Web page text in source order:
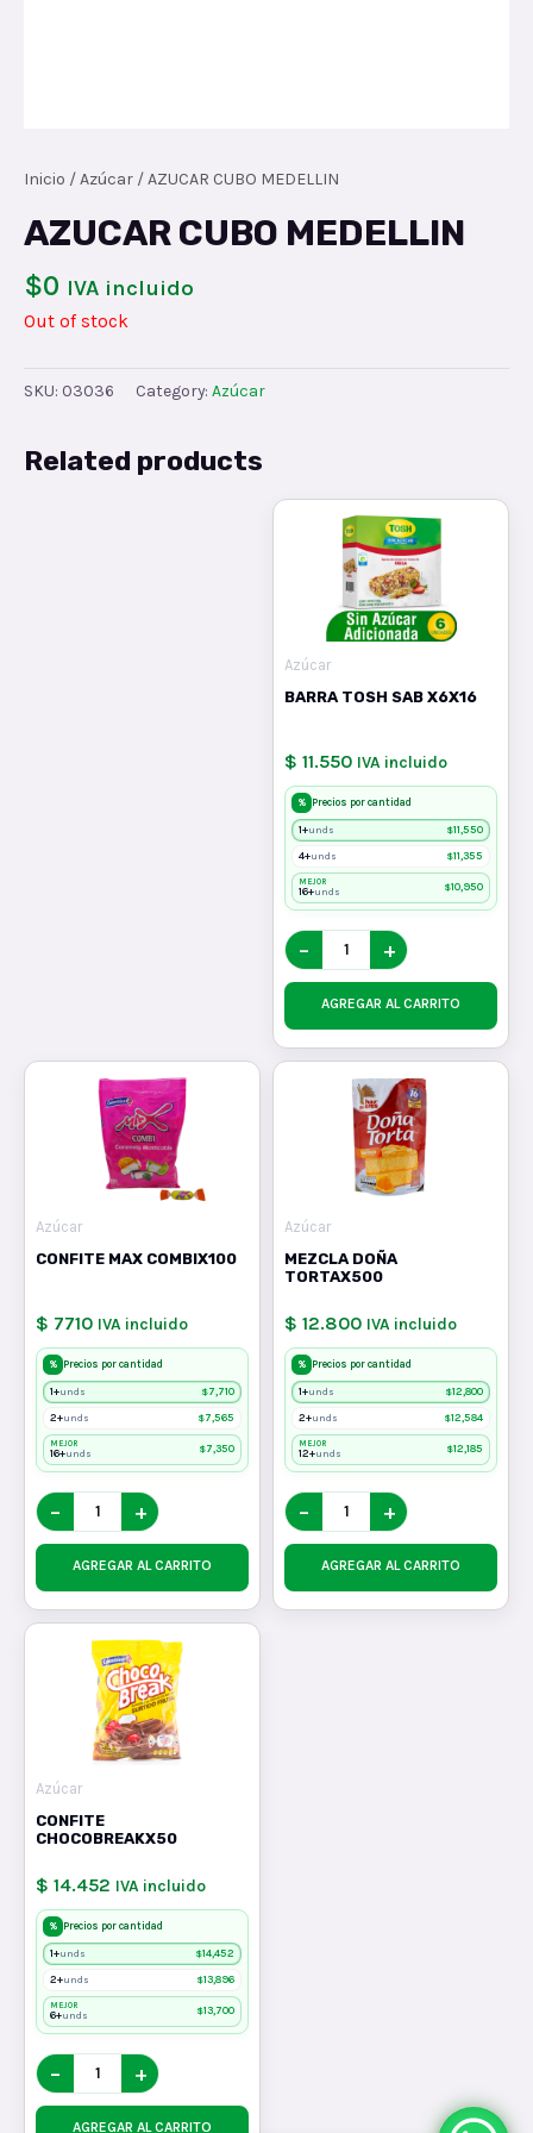
Inicio /Azúcar / AZUCAR CUBO MEDELLIN
AZUCAR CUBO MEDELLIN
$0 IVA incluido
Out of stock
SKU: 03036 Category: Azúcar
Related products
Azúcar
BARRA TOSH SAB X6X16
$ 11.550 IVA incluido
% Precios por cantidad
1+unds $11,550
4+unds $11,355
MEJOR
16+unds $10,950
− +
AGREGAR AL CARRITO
Azúcar
CONFITE MAX COMBIX100
$ 7710 IVA incluido
% Precios por cantidad
1+unds $7,710
2+unds $7,565
MEJOR
16+unds $7,350
− +
AGREGAR AL CARRITO
Azúcar
MEZCLA DOÑA
TORTAX500
$ 12.800 IVA incluido
% Precios por cantidad
1+unds $12,800
2+unds $12,584
MEJOR
12+unds $12,185
− +
AGREGAR AL CARRITO
Azúcar
CONFITE
CHOCOBREAKX50
$ 14.452 IVA incluido
% Precios por cantidad
1+unds $14,452
2+unds $13,896
MEJOR
6+unds $13,700
− +
AGREGAR AL CARRITO